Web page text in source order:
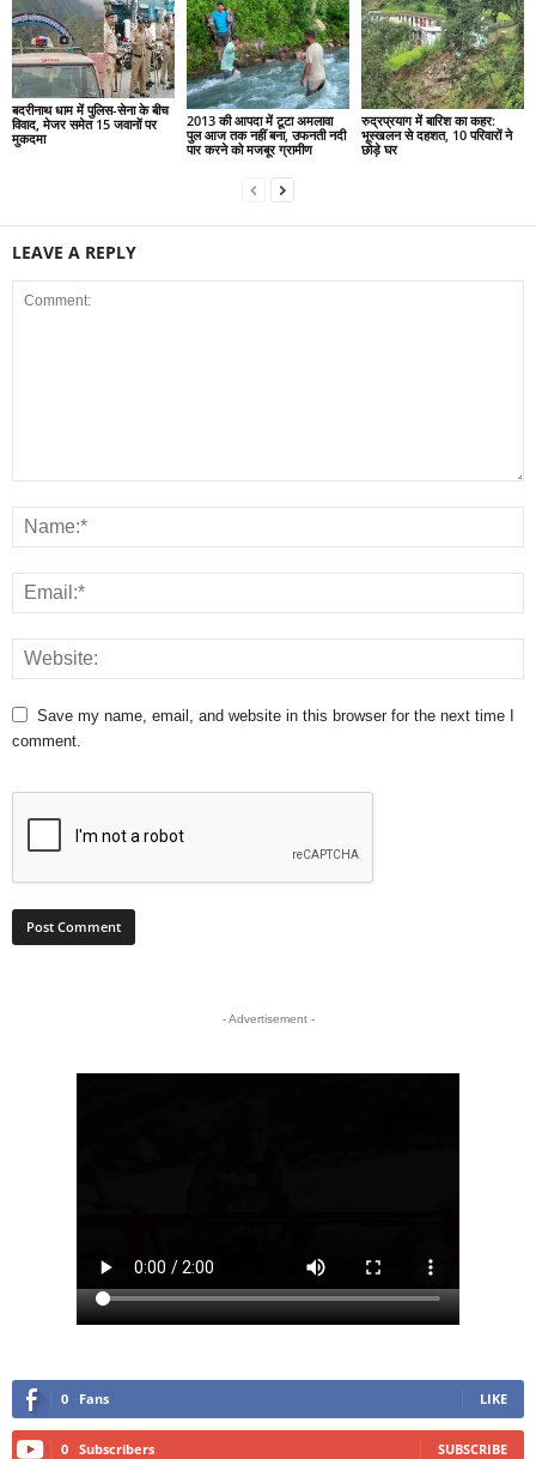
बदरीनाथ धाम में पुलिस-सेना के बीच
विवाद, मेजर समेत 15 जवानों पर
मुकदमा
2013 की आपदा में टूटा अमलावा
पुल आज तक नहीं बना, उफनती नदी
पार करने को मजबूर ग्रामीण
रुद्रप्रयाग में बारिश का कहर:
भूस्खलन से दहशत, 10 परिवारों ने
छोड़े घर
LEAVE A REPLY
Save my name, email, and website in this browser for the next time I
comment.
- Advertisement -
0 Fans LIKE
0 Subscribers SUBSCRIBE